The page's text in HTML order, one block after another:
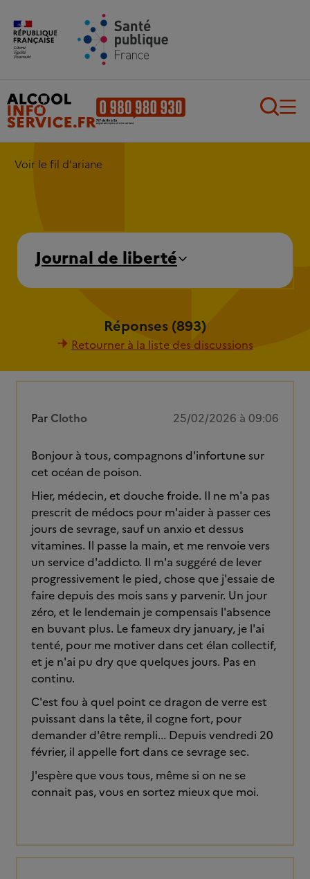
Aller au contenu principal
Voir le fil d'ariane
Journal de liberté
Réponses (893)
Retourner à la liste des discussions
Par Clotho 25/02/2026 à 09:06
Bonjour à tous, compagnons d'infortune sur
cet océan de poison.
Hier, médecin, et douche froide. Il ne m'a pas
prescrit de médocs pour m'aider à passer ces
jours de sevrage, sauf un anxio et dessus
vitamines. Il passe la main, et me renvoie vers
un service d'addicto. Il m'a suggéré de lever
progressivement le pied, chose que j'essaie de
faire depuis des mois sans y parvenir. Un jour
zéro, et le lendemain je compensais l'absence
en buvant plus. Le fameux dry january, je l'ai
tenté, pour me motiver dans cet élan collectif,
et je n'ai pu dry que quelques jours. Pas en
continu.
C'est fou à quel point ce dragon de verre est
puissant dans la tête, il cogne fort, pour
demander d'être rempli... Depuis vendredi 20
février, il appelle fort dans ce sevrage sec.
J'espère que vous tous, même si on ne se
connait pas, vous en sortez mieux que moi.